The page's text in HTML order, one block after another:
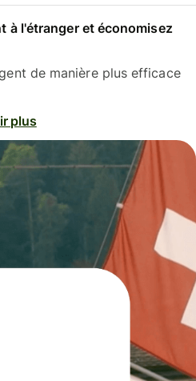
à l'étranger et économisez
de manière plus efficace
plus